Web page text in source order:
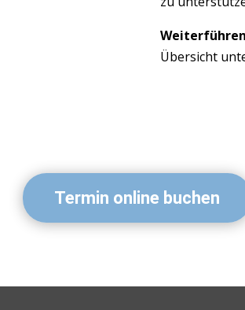
Übersicht
Termin online buchen